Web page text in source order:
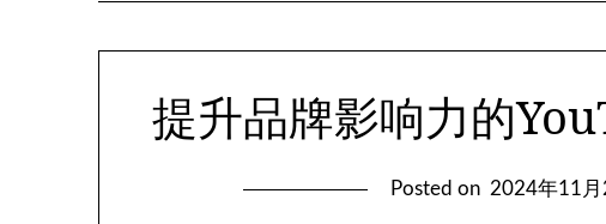
提升品牌影响力的
Posted on 2024年11月